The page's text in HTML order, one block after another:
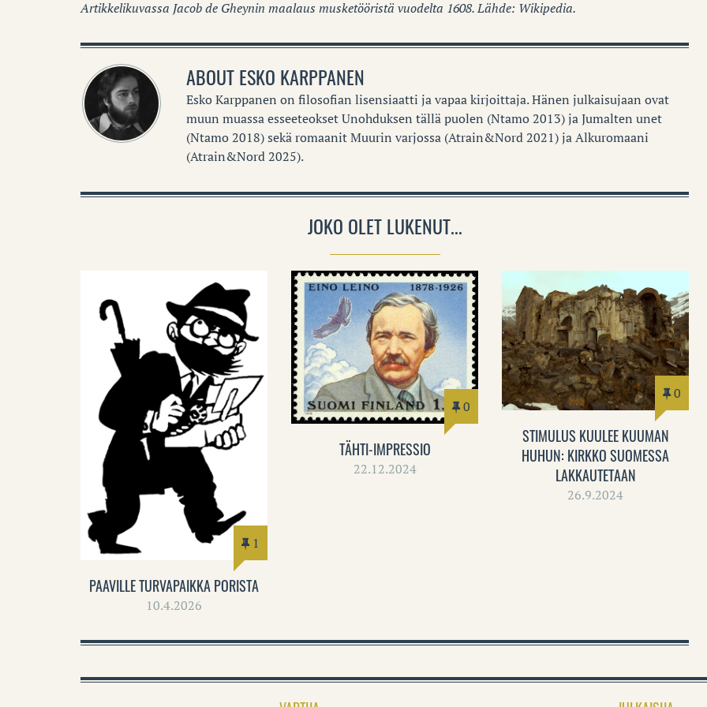
Artikkelikuvassa Jacob de Gheynin maalaus musketööristä vuodelta 1608. Lähde: Wikipedia.
ABOUTESKO KARPPANEN
Esko Karppanen on filosofian lisensiaatti ja vapaa kirjoittaja. Hänen julkaisujaan ovat
muun muassa esseeteokset Unohduksen tällä puolen (Ntamo 2013) ja Jumalten unet
(Ntamo 2018) sekä romaanit Muurin varjossa (Atrain&Nord 2021) ja Alkuromaani
(Atrain&Nord 2025).
JOKO OLET LUKENUT...
1
PAAVILLE TURVAPAIKKA PORISTA
10.4.2026
0
TÄHTI-IMPRESSIO
22.12.2024
0
STIMULUS KUULEE KUUMAN
HUHUN: KIRKKO SUOMESSA
LAKKAUTETAAN
26.9.2024